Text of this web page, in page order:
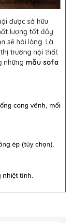
được sở hữu
lượng tốt đầy
sẽ hài lòng. Là
trường nội thất
những mẫu sofa
cong vênh, mối
ép (tùy chọn).
tình.